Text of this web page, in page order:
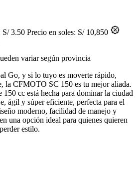
S/ 3.50 Precio en soles: S/ 10,850
variar según provincia
Go, y si lo tuyo es moverte rápido,
la CFMOTO SC 150 es tu mejor aliada.
150 cc está hecha para dominar la ciudad
ágil y súper eficiente, perfecta para el
moderno, facilidad de manejo y
una opción ideal para quienes quieren
estilo.